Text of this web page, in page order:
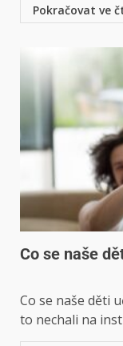
Pokračovat ve
Co se naše
Co se naše děti
to nechali na